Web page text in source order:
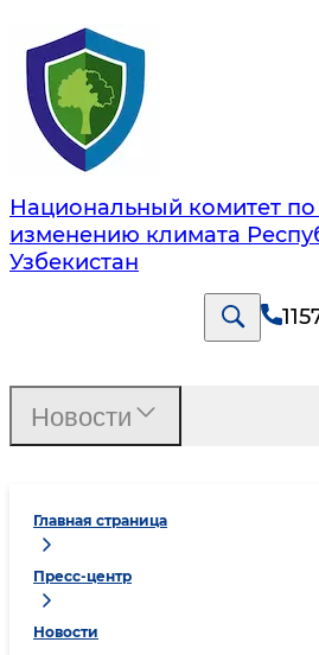
Национальный комитет по
изменению климата
Узбекистан
Главная страница
Пресс-центр
Новости
Новости